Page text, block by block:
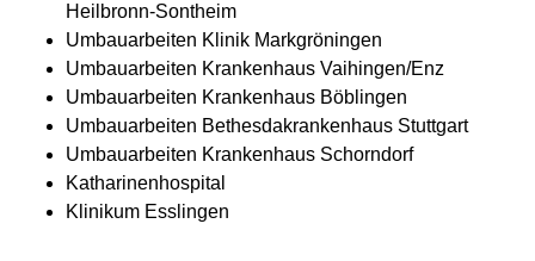
Heilbronn-Sontheim
Umbauarbeiten Klinik Markgröningen
Umbauarbeiten Krankenhaus Vaihingen/Enz
Umbauarbeiten Krankenhaus Böblingen
Umbauarbeiten Bethesdakrankenhaus Stuttgart
Umbauarbeiten Krankenhaus Schorndorf
Katharinenhospital
Klinikum Esslingen